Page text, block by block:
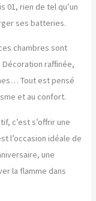
01, rien de tel qu’un
ses batteries.
chambres sont
raffinée,
Tout est pensé
et au confort.
c’est s’offrir une
l’occasion idéale de
une
la flamme dans